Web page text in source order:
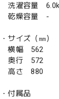
洗濯容量
乾燥容量 -
・サイズ（㎜）
横幅 562
奥行 572
高さ 880
・付属品